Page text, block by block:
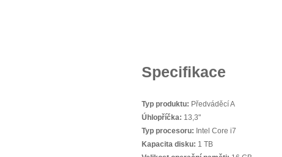
Specifikace
Typ produktu: Předváděcí A
Úhlopříčka: 13,3"
Typ procesoru: Intel Core i7
Kapacita disku: 1 TB